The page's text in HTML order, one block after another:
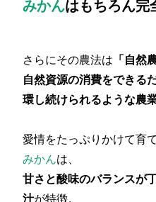
みかんはもちろん完
さらにその農法は 「自然
自然資源の消費をできる
環し続けられるような農
愛情をたっぷりかけて育
みかんは、
甘さと酸味のバランスが
汁が特徴。